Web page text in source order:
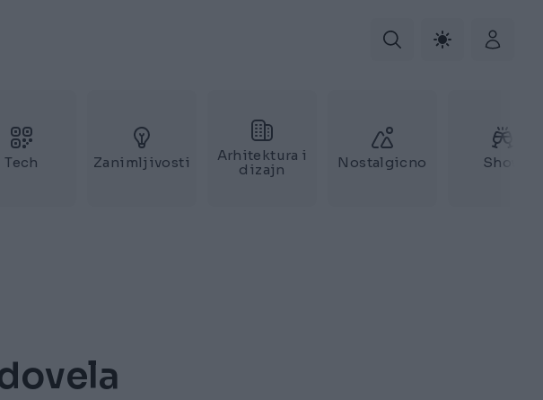
Tech Zanimljivosti
Arhitektura i
dizajn
Nostalgicno Show